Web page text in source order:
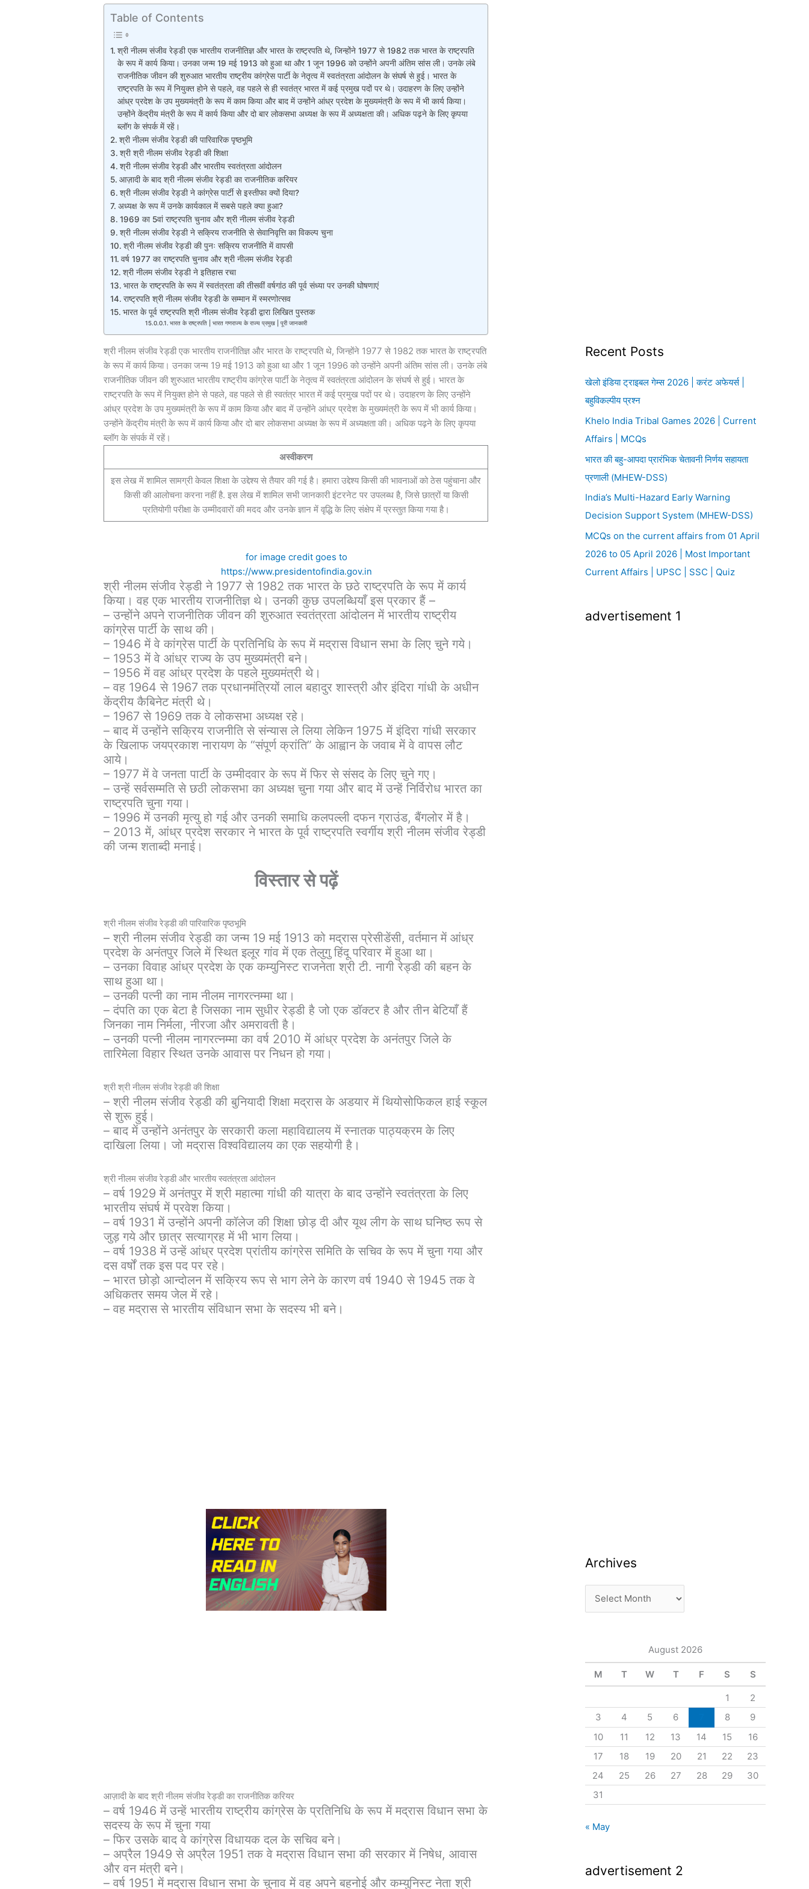
Table of Contents
श्री नीलम संजीव रेड्डी एक भारतीय राजनीतिज्ञ और भारत के राष्ट्रपति थे, जिन्होंने 1977 से 1982 तक भारत के राष्ट्रपति
के रूप में कार्य किया। उनका जन्म 19 मई 1913 को हुआ था और 1 जून 1996 को उन्होंने अपनी अंतिम सांस ली। उनके लंबे
राजनीतिक जीवन की शुरुआत भारतीय राष्ट्रीय कांग्रेस पार्टी के नेतृत्व में स्वतंत्रता आंदोलन के संघर्ष से हुई। भारत के
राष्ट्रपति के रूप में नियुक्त होने से पहले, वह पहले से ही स्वतंत्र भारत में कई प्रमुख पदों पर थे। उदाहरण के लिए उन्होंने
आंध्र प्रदेश के उप मुख्यमंत्री के रूप में काम किया और बाद में उन्होंने आंध्र प्रदेश के मुख्यमंत्री के रूप में भी कार्य किया।
उन्होंने केंद्रीय मंत्री के रूप में कार्य किया और दो बार लोकसभा अध्यक्ष के रूप में अध्यक्षता की। अधिक पढ़ने के लिए कृपया
ब्लॉग के संपर्क में रहें।
श्री नीलम संजीव रेड्डी की पारिवारिक पृष्ठभूमि
श्री श्री नीलम संजीव रेड्डी की शिक्षा
श्री नीलम संजीव रेड्डी और भारतीय स्वतंत्रता आंदोलन
आज़ादी के बाद श्री नीलम संजीव रेड्डी का राजनीतिक करियर
श्री नीलम संजीव रेड्डी ने कांग्रेस पार्टी से इस्तीफा क्यों दिया?
अध्यक्ष के रूप में उनके कार्यकाल में सबसे पहले क्या हुआ?
1969 का 5वां राष्ट्रपति चुनाव और श्री नीलम संजीव रेड्डी
श्री नीलम संजीव रेड्डी ने सक्रिय राजनीति से सेवानिवृत्ति का विकल्प चुना
श्री नीलम संजीव रेड्डी की पुनः सक्रिय राजनीति में वापसी
वर्ष 1977 का राष्ट्रपति चुनाव और श्री नीलम संजीव रेड्डी
श्री नीलम संजीव रेड्डी ने इतिहास रचा
भारत के राष्ट्रपति के रूप में स्वतंत्रता की तीसवीं वर्षगांठ की पूर्व संध्या पर उनकी घोषणाएं
राष्ट्रपति श्री नीलम संजीव रेड्डी के सम्मान में स्मरणोत्सव
भारत के पूर्व राष्ट्रपति श्री नीलम संजीव रेड्डी द्वारा लिखित पुस्तक
भारत के राष्ट्रपति | भारत गणराज्य के राज्य प्रमुख | पूरी जानकारी
श्री नीलम संजीव रेड्डी एक भारतीय राजनीतिज्ञ और भारत के राष्ट्रपति थे, जिन्होंने 1977 से 1982 तक भारत के राष्ट्रपति
के रूप में कार्य किया। उनका जन्म 19 मई 1913 को हुआ था और 1 जून 1996 को उन्होंने अपनी अंतिम सांस ली। उनके लंबे
राजनीतिक जीवन की शुरुआत भारतीय राष्ट्रीय कांग्रेस पार्टी के नेतृत्व में स्वतंत्रता आंदोलन के संघर्ष से हुई। भारत के
राष्ट्रपति के रूप में नियुक्त होने से पहले, वह पहले से ही स्वतंत्र भारत में कई प्रमुख पदों पर थे। उदाहरण के लिए उन्होंने
आंध्र प्रदेश के उप मुख्यमंत्री के रूप में काम किया और बाद में उन्होंने आंध्र प्रदेश के मुख्यमंत्री के रूप में भी कार्य किया।
उन्होंने केंद्रीय मंत्री के रूप में कार्य किया और दो बार लोकसभा अध्यक्ष के रूप में अध्यक्षता की। अधिक पढ़ने के लिए कृपया
ब्लॉग के संपर्क में रहें।
अस्वीकरण
इस लेख में शामिल सामग्री केवल शिक्षा के उद्देश्य से तैयार की गई है। हमारा उद्देश्य किसी की भावनाओं को ठेस पहुंचाना और
किसी की आलोचना करना नहीं है. इस लेख में शामिल सभी जानकारी इंटरनेट पर उपलब्ध है, जिसे छात्रों या किसी
प्रतियोगी परीक्षा के उम्मीदवारों की मदद और उनके ज्ञान में वृद्धि के लिए संक्षेप में प्रस्तुत किया गया है।
for image credit goes to
https://www.presidentofindia.gov.in
श्री नीलम संजीव रेड्डी ने 1977 से 1982 तक भारत के छठे राष्ट्रपति के रूप में कार्य
किया। वह एक भारतीय राजनीतिज्ञ थे। उनकी कुछ उपलब्धियाँ इस प्रकार हैं –
– उन्होंने अपने राजनीतिक जीवन की शुरुआत स्वतंत्रता आंदोलन में भारतीय राष्ट्रीय
कांग्रेस पार्टी के साथ की।
– 1946 में वे कांग्रेस पार्टी के प्रतिनिधि के रूप में मद्रास विधान सभा के लिए चुने गये।
– 1953 में वे आंध्र राज्य के उप मुख्यमंत्री बने।
– 1956 में वह आंध्र प्रदेश के पहले मुख्यमंत्री थे।
– वह 1964 से 1967 तक प्रधानमंत्रियों लाल बहादुर शास्त्री और इंदिरा गांधी के अधीन
केंद्रीय कैबिनेट मंत्री थे।
– 1967 से 1969 तक वे लोकसभा अध्यक्ष रहे।
– बाद में उन्होंने सक्रिय राजनीति से संन्यास ले लिया लेकिन 1975 में इंदिरा गांधी सरकार
के खिलाफ जयप्रकाश नारायण के “संपूर्ण क्रांति” के आह्वान के जवाब में वे वापस लौट
आये।
– 1977 में वे जनता पार्टी के उम्मीदवार के रूप में फिर से संसद के लिए चुने गए।
– उन्हें सर्वसम्मति से छठी लोकसभा का अध्यक्ष चुना गया और बाद में उन्हें निर्विरोध भारत का
राष्ट्रपति चुना गया।
– 1996 में उनकी मृत्यु हो गई और उनकी समाधि कलपल्ली दफन ग्राउंड, बैंगलोर में है।
– 2013 में, आंध्र प्रदेश सरकार ने भारत के पूर्व राष्ट्रपति स्वर्गीय श्री नीलम संजीव रेड्डी
की जन्म शताब्दी मनाई।
विस्तार से पढ़ें
श्री नीलम संजीव रेड्डी की पारिवारिक पृष्ठभूमि
– श्री नीलम संजीव रेड्डी का जन्म 19 मई 1913 को मद्रास प्रेसीडेंसी, वर्तमान में आंध्र
प्रदेश के अनंतपुर जिले में स्थित इलूर गांव में एक तेलुगु हिंदू परिवार में हुआ था।
– उनका विवाह आंध्र प्रदेश के एक कम्युनिस्ट राजनेता श्री टी. नागी रेड्डी की बहन के
साथ हुआ था।
– उनकी पत्नी का नाम नीलम नागरत्नम्मा था।
– दंपति का एक बेटा है जिसका नाम सुधीर रेड्डी है जो एक डॉक्टर है और तीन बेटियाँ हैं
जिनका नाम निर्मला, नीरजा और अमरावती है।
– उनकी पत्नी नीलम नागरत्नम्मा का वर्ष 2010 में आंध्र प्रदेश के अनंतपुर जिले के
तारिमेला विहार स्थित उनके आवास पर निधन हो गया।
श्री श्री नीलम संजीव रेड्डी की शिक्षा
– श्री नीलम संजीव रेड्डी की बुनियादी शिक्षा मद्रास के अडयार में थियोसोफिकल हाई स्कूल
से शुरू हुई।
– बाद में उन्होंने अनंतपुर के सरकारी कला महाविद्यालय में स्नातक पाठ्यक्रम के लिए
दाखिला लिया। जो मद्रास विश्वविद्यालय का एक सहयोगी है।
श्री नीलम संजीव रेड्डी और भारतीय स्वतंत्रता आंदोलन
– वर्ष 1929 में अनंतपुर में श्री महात्मा गांधी की यात्रा के बाद उन्होंने स्वतंत्रता के लिए
भारतीय संघर्ष में प्रवेश किया।
– वर्ष 1931 में उन्होंने अपनी कॉलेज की शिक्षा छोड़ दी और यूथ लीग के साथ घनिष्ठ रूप से
जुड़ गये और छात्र सत्याग्रह में भी भाग लिया।
– वर्ष 1938 में उन्हें आंध्र प्रदेश प्रांतीय कांग्रेस समिति के सचिव के रूप में चुना गया और
दस वर्षों तक इस पद पर रहे।
– भारत छोड़ो आन्दोलन में सक्रिय रूप से भाग लेने के कारण वर्ष 1940 से 1945 तक वे
अधिकतर समय जेल में रहे।
– वह मद्रास से भारतीय संविधान सभा के सदस्य भी बने।
आज़ादी के बाद श्री नीलम संजीव रेड्डी का राजनीतिक करियर
– वर्ष 1946 में उन्हें भारतीय राष्ट्रीय कांग्रेस के प्रतिनिधि के रूप में मद्रास विधान सभा के
सदस्य के रूप में चुना गया
– फिर उसके बाद वे कांग्रेस विधायक दल के सचिव बने।
– अप्रैल 1949 से अप्रैल 1951 तक वे मद्रास विधान सभा की सरकार में निषेध, आवास
और वन मंत्री बने।
– वर्ष 1951 में मद्रास विधान सभा के चुनाव में वह अपने बहनोई और कम्युनिस्ट नेता श्री
Recent Posts
खेलो इंडिया ट्राइबल गेम्स 2026 | करंट अफेयर्स |
बहुविकल्पीय प्रश्न
Khelo India Tribal Games 2026 | Current
Affairs | MCQs
भारत की बहु-आपदा प्रारंभिक चेतावनी निर्णय सहायता
प्रणाली (MHEW-DSS)
India’s Multi-Hazard Early Warning
Decision Support System (MHEW-DSS)
MCQs on the current affairs from 01 April
2026 to 05 April 2026 | Most Important
Current Affairs | UPSC | SSC | Quiz
advertisement 1
Archives
August 2026
M T W T F S S
1
2
3
4 5 6 8
9
10
11 12 13 14 15
16
17
18 19 20 21 22
23
24
25 26 27 28 29
30
31
« May
advertisement 2